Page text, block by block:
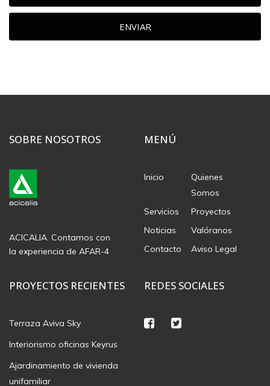
ENVIAR
SOBRE NOSOTROS
ACICALIA. Contamos con
la experiencia de AFAR-4
MENÚ
Inicio
Quienes
Somos
Servicios
Proyectos
Noticias
Valóranos
Contacto
Aviso Legal
PROYECTOS RECIENTES
Terraza Aviva Sky
Interiorismo oficinas Keyrus
Ajardinamiento de vivienda
unifamiliar
REDES SOCIALES